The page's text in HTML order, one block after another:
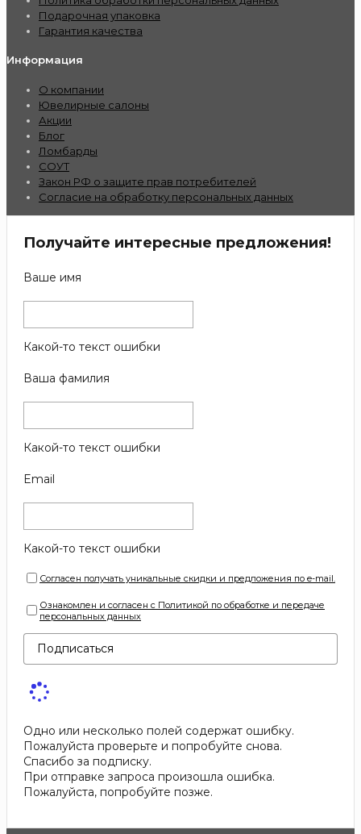
Подарочная упаковка
Гарантия качества
Информация
О компании
Ювелирные салоны
Акции
Блог
Ломбарды
СОУТ
Закон РФ о защите прав потребителей
Согласие на обработку персональных данных
Получайте интересные предложения!
Ваше имя
Какой-то текст ошибки
Ваша фамилия
Какой-то текст ошибки
Email
Какой-то текст ошибки
Согласен получать уникальные скидки и предложения по e-mail.
Ознакомлен и согласен с Политикой по обработке и передаче
персональных данных
Подписаться
Одно или несколько полей содержат ошибку.
Пожалуйста проверьте и попробуйте снова.
Спасибо за подписку.
При отправке запроса произошла ошибка.
Пожалуйста, попробуйте позже.